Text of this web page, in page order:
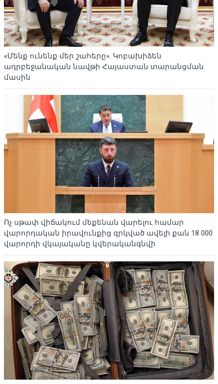
«Մենք ունենք մեր շահերը». Կոբախիձեն
ադրբեջանական նավթի Հայաստան տարանցման
մասին
Ոչ սթափ վիճակում մեքենան վարելու համար
վարորդական իրավունքից զրկված ավելի քան 18 000
վարորդի վկայականը կվերականգնվի